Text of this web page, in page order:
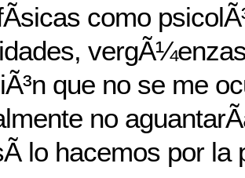
como
que no se me
no
lo hacemos por la